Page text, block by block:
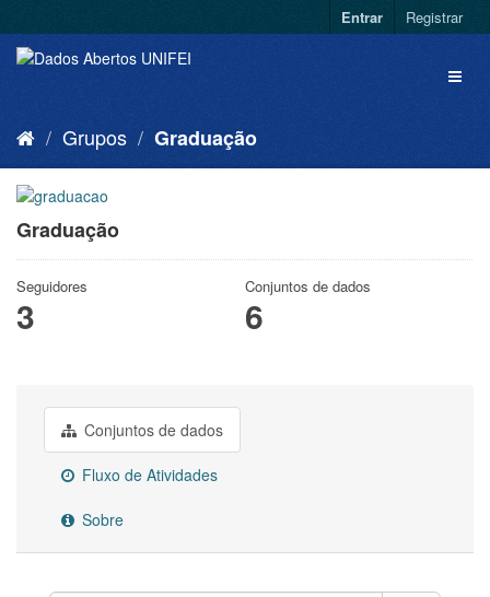
Entrar Registrar
Grupos Graduação
Graduação
Seguidores
3
Conjuntos de dados
6
Conjuntos de dados
Fluxo de Atividades
Sobre